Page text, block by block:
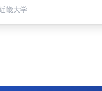
畿大学